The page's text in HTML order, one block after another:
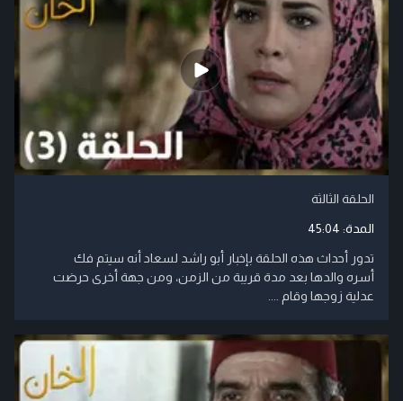
الحلقة الثالثة
المدة: 45:04
تدور أحداث هذه الحلقة بإخبار أبو راشد لسعاد أنه سيتم فك
أسره والدها بعد مدة قريبة من الزمن، ومن جهة أخرى حرضت
عدلية زوجها وقام ....